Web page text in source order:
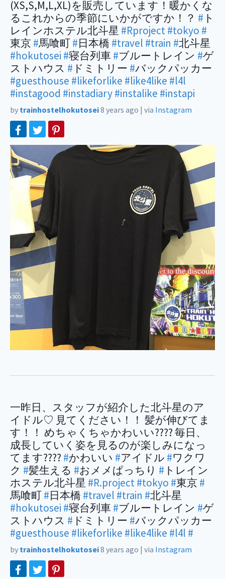
(XS,S,M,L,XL)を販売しています！暖かくな
るこれからの季節にいかがですか！？ # ト
レインホステル北斗星 #Rproject#tokyo #
東京#馬喰町#日本橋 #travel #train #北斗星
#hokutosei #寝台列車 #ブルートレイン #ゲ
ストハウス # ドミトリー #バックパッカー
#guesthouse #likeforlike #like4like #l4l
#instagood #instadiary#instalike #instapi
by trainhostelhokutosei8 years ago | via Instagram
一昨日、スタッフが紹介した北斗星のア
イドル♡ 見てください！！ 髪が伸びてま
す！！ めちゃくちゃかわいい???? 毎日、
成長していく姿を見るのが楽しみになっ
てます???? #かわいい #アイドル #ワクワ
ク #髪生える #おメメぱっちり # トレイン
ホステル北斗星 #R.project#tokyo #東京#
馬喰町#日本橋 #travel #train #北斗星
#hokutosei #寝台列車 #ブルートレイン #ゲ
ストハウス # ドミトリー #バックパッカー
#guesthouse #likeforlike #like4like #l4l #
by trainhostelhokutosei8 years ago | via Instagram